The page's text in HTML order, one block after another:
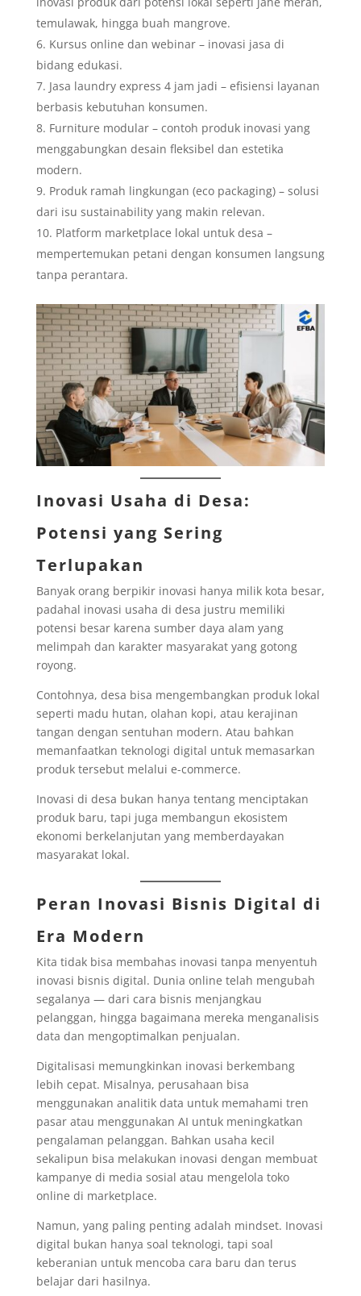
temulawak, hingga buah mangrove.
Kursus online dan webinar – inovasi jasa di
bidang edukasi.
Jasa laundry express 4 jam jadi – efisiensi layanan
berbasis kebutuhan konsumen.
Furniture modular – contoh produk inovasi yang
menggabungkan desain fleksibel dan estetika
modern.
Produk ramah lingkungan (eco packaging) – solusi
dari isu sustainability yang makin relevan.
Platform marketplace lokal untuk desa –
mempertemukan petani dengan konsumen langsung
tanpa perantara.
Inovasi Usaha di Desa:
Potensi yang Sering
Terlupakan
Banyak orang berpikir inovasi hanya milik kota besar,
padahal inovasi usaha di desa justru memiliki
potensi besar karena sumber daya alam yang
melimpah dan karakter masyarakat yang gotong
royong.
Contohnya, desa bisa mengembangkan produk lokal
seperti madu hutan, olahan kopi, atau kerajinan
tangan dengan sentuhan modern. Atau bahkan
memanfaatkan teknologi digital untuk memasarkan
produk tersebut melalui e-commerce.
Inovasi di desa bukan hanya tentang menciptakan
produk baru, tapi juga membangun ekosistem
ekonomi berkelanjutan yang memberdayakan
masyarakat lokal.
Peran Inovasi Bisnis Digital di
Era Modern
Kita tidak bisa membahas inovasi tanpa menyentuh
inovasi bisnis digital. Dunia online telah mengubah
segalanya — dari cara bisnis menjangkau
pelanggan, hingga bagaimana mereka menganalisis
data dan mengoptimalkan penjualan.
Digitalisasi memungkinkan inovasi berkembang
lebih cepat. Misalnya, perusahaan bisa
menggunakan analitik data untuk memahami tren
pasar atau menggunakan AI untuk meningkatkan
pengalaman pelanggan. Bahkan usaha kecil
sekalipun bisa melakukan inovasi dengan membuat
kampanye di media sosial atau mengelola toko
online di marketplace.
Namun, yang paling penting adalah mindset. Inovasi
digital bukan hanya soal teknologi, tapi soal
keberanian untuk mencoba cara baru dan terus
belajar dari hasilnya.